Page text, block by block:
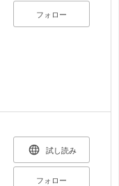
フォロー
試し読み
フォロー